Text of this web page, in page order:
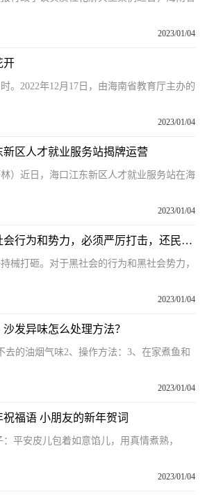
2023/01/04
开
。2022年12月17日，由海南省教育厅主办的
2023/01/04
区人才就业服务站揭牌运营
）近日，海口江东新区人才就业服务站在海
2023/01/04
天天头条：对于黑社会行为和势力，必须严厉打击，还民众以清朗的天空
械打砸。对于黑社会的行为和黑社会势力，
2023/01/04
发异味怎么处理方法？
去的油烟气味2、操作方法：3、在家煮鱼和
2023/01/04
福语 小朋友的新年贺词
2023/01/04